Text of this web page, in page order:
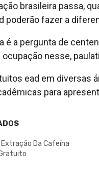
brasileira passa,
poderão fazer a
é a pergunta de
nesse,
ead em diversas
para
Extração Da Cafeína